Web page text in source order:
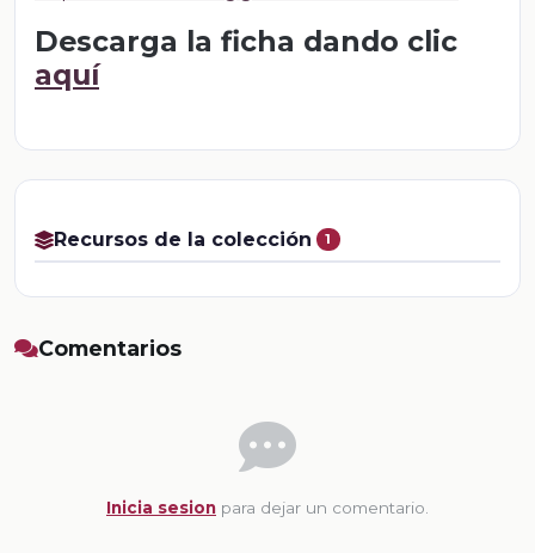
Descarga la ficha dando clic
aquí
Recursos de la colección 1
Comentarios
Inicia sesion para dejar un comentario.